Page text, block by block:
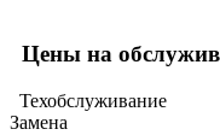
Цены на
Техобслуживание
Замена